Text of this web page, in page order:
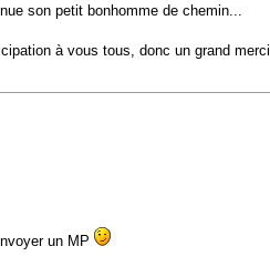
son petit bonhomme de chemin...
à vous tous, donc un grand merci.
un MP